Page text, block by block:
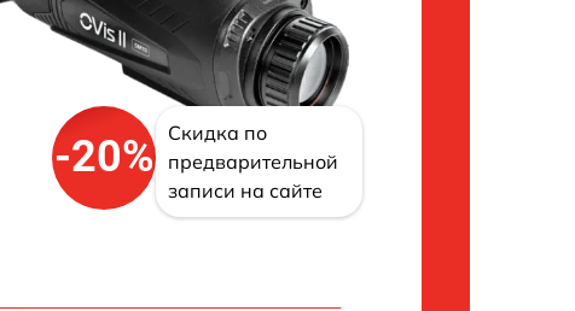
-20%
Скидка по
предварительной
записи на сайте